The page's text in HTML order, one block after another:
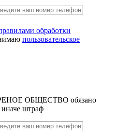
обработки
пользовательское
ОБЩЕСТВО обязано
штраф